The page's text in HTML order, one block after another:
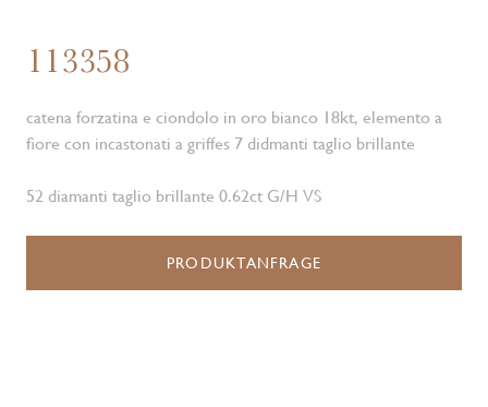
113358
catena forzatina e ciondolo in oro bianco 18kt, elemento a
fiore con incastonati a griffes 7 didmanti taglio brillante
52 diamanti taglio brillante 0.62ct G/H VS
PRODUKTANFRAGE